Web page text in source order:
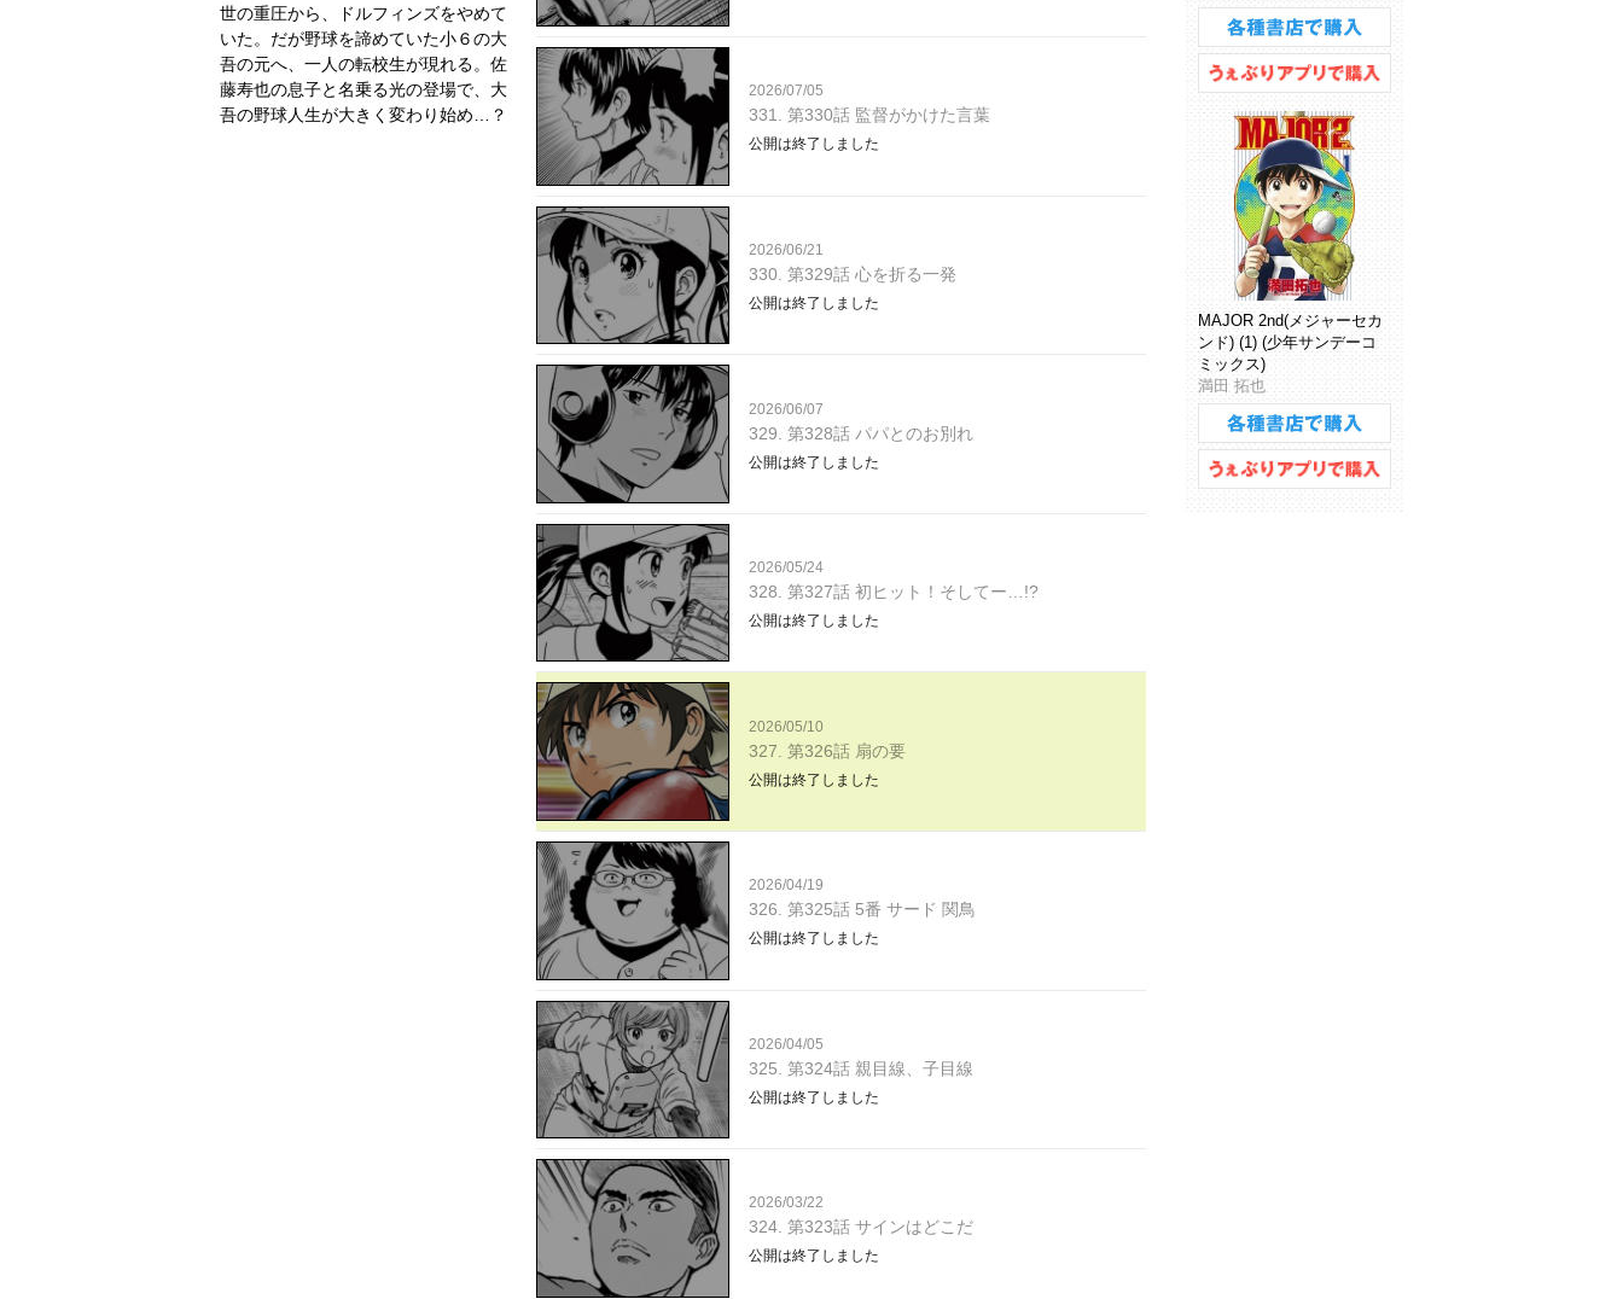
世の重圧から、ドルフィンズをやめて
いた。だが野球を諦めていた小６の大
吾の元へ、一人の転校生が現れる。佐
藤寿也の息子と名乗る光の登場で、大
吾の野球人生が大きく変わり始め…？
2026/07/05
331. 第330話 監督がかけた言葉
公開は終了しました
2026/06/21
330. 第329話 心を折る一発
公開は終了しました
2026/06/07
329. 第328話 パパとのお別れ
公開は終了しました
2026/05/24
328. 第327話 初ヒット！そしてー…!?
公開は終了しました
2026/05/10
327. 第326話 扇の要
公開は終了しました
2026/04/19
326. 第325話 5番 サード 関鳥
公開は終了しました
2026/04/05
325. 第324話 親目線、子目線
公開は終了しました
2026/03/22
324. 第323話 サインはどこだ
公開は終了しました
MAJOR 2nd(メジャーセカ
ンド) (1) (少年サンデーコ
ミックス)
満田 拓也